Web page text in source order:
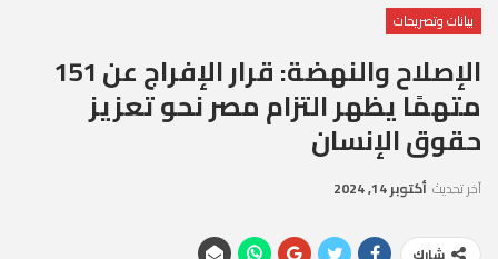
بيانات وتصريحات
الإصلاح والنهضة: قرار الإفراج عن 151
متهمًا يظهر التزام مصر نحو تعزيز
حقوق الإنسان
آخر تحديث أكتوبر 14, 2024
شارك